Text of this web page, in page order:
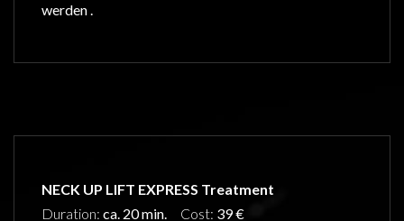
werden .
NECK UP LIFT EXPRESS Treatment
Duration: ca. 20 min. Cost: 39 €